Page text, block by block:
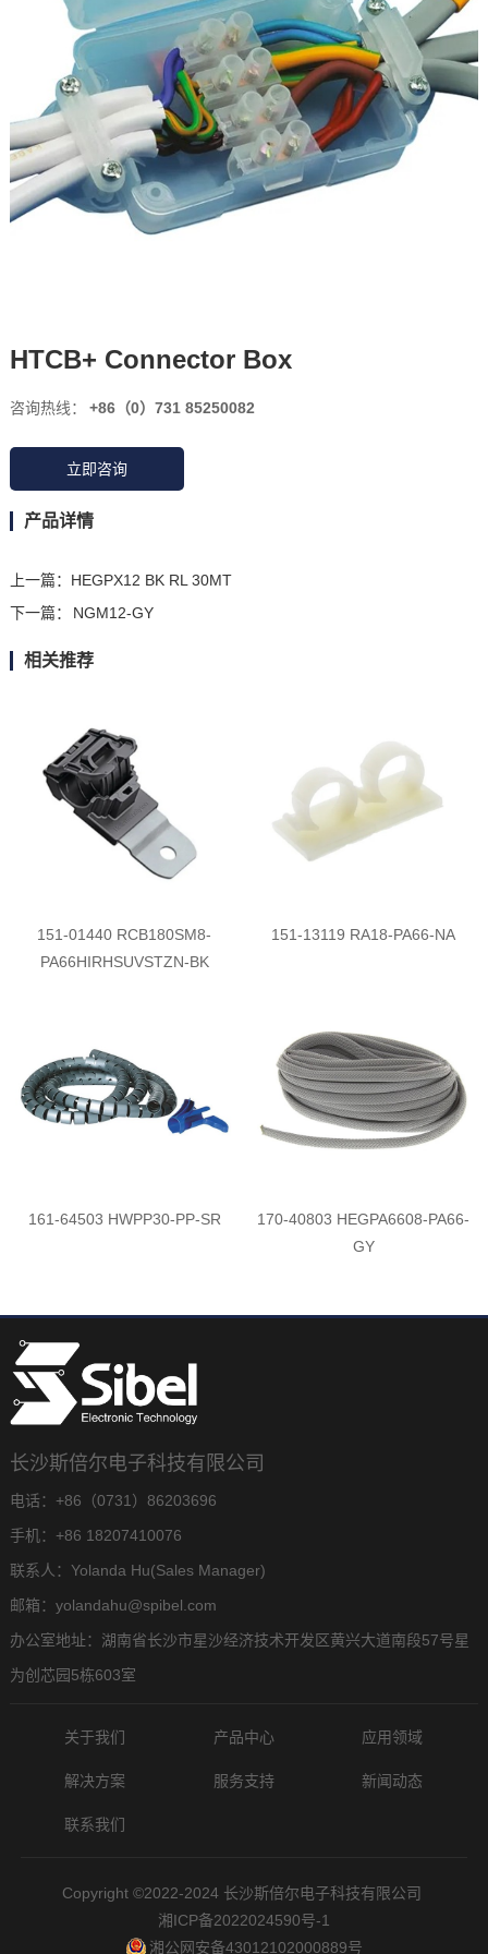
HTCB+ Connector Box
咨询热线： +86（0）731 85250082
立即咨询
产品详情
上一篇： HEGPX12 BK RL 30MT
下一篇：
NGM12-GY
相关推荐
151-01440 RCB180SM8-
PA66HIRHSUVSTZN-BK
151-13119 RA18-PA66-NA
161-64503 HWPP30-PP-SR
170-40803 HEGPA6608-PA66-
GY
长沙斯倍尔电子科技有限公司
电话：+86（0731）86203696
手机：+86 18207410076
联系人：Yolanda Hu(Sales Manager)
邮箱：yolandahu@spibel.com
办公室地址：湖南省长沙市星沙经济技术开发区黄兴大道南段57号星
为创芯园5栋603室
关于我们 产品中心 应用领域
解决方案 服务支持 新闻动态
联系我们
Copyright ©2022-2024 长沙斯倍尔电子科技有限公司
湘ICP备2022024590号-1
湘公网安备43012102000889号